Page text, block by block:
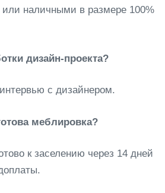
или наличными в размере 100%
дизайн-проекта?
с дизайнером.
меблировка?
к заселению через 14 дней